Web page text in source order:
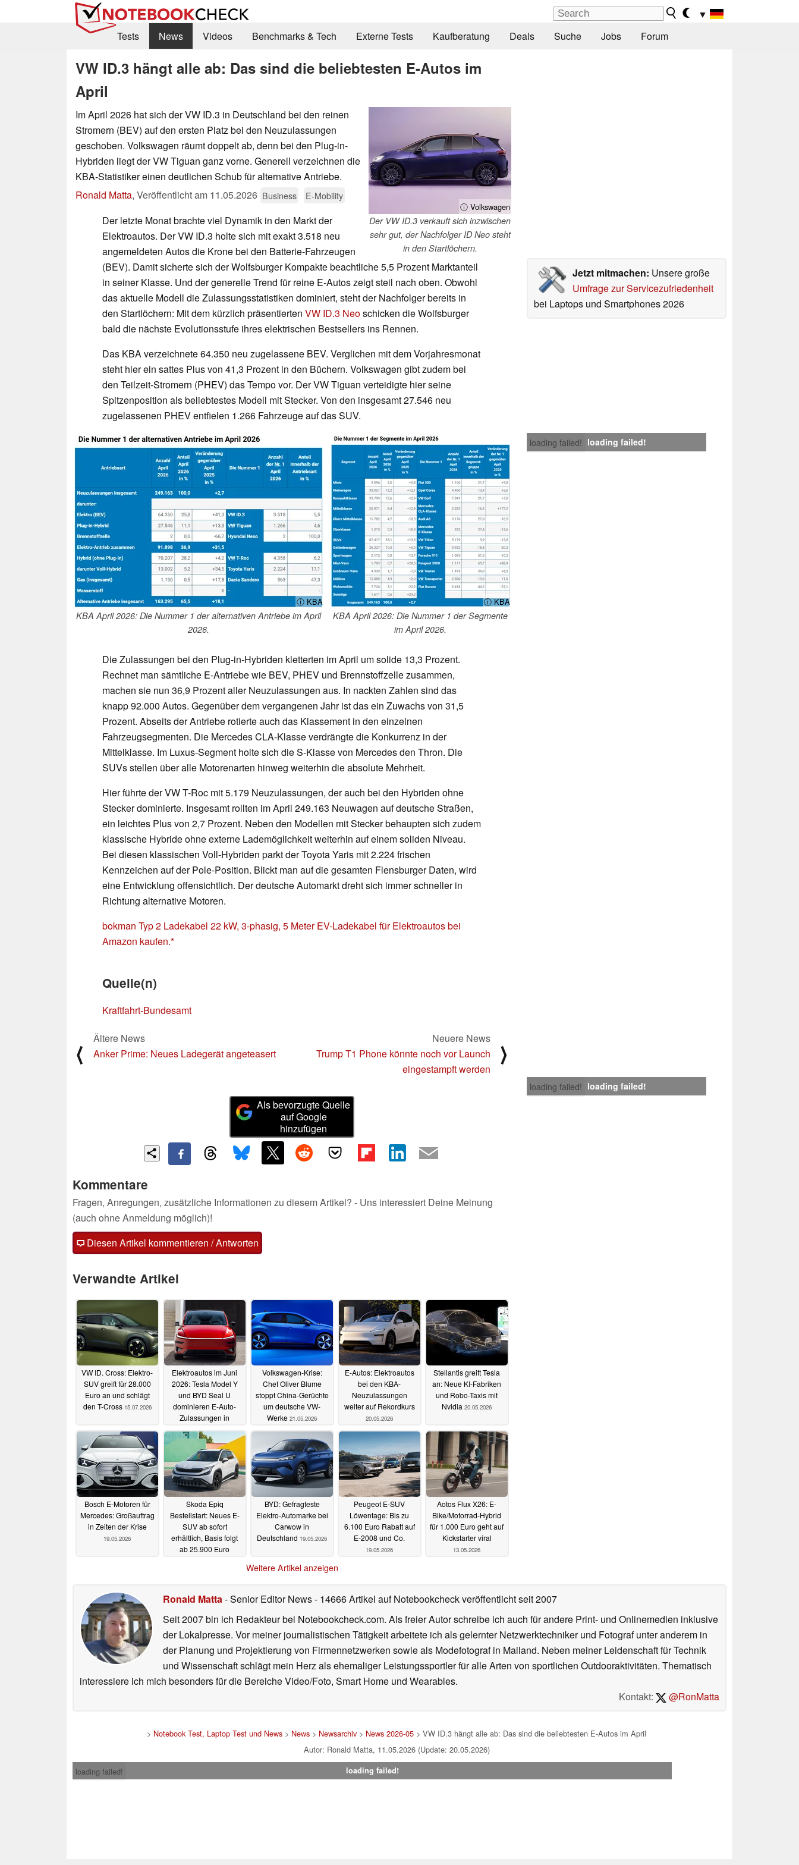
▼
Tests
News Videos Benchmarks & Tech Externe Tests Kaufberatung Deals Suche Jobs Forum
VW ID.3 hängt alle ab: Das sind die beliebtesten E-Autos im
April
ⓘ Volkswagen
Der VW ID.3 verkauft sich inzwischen
sehr gut, der Nachfolger ID Neo steht
in den Startlöchern.
Im April 2026 hat sich der VW ID.3 in Deutschland bei den reinen
Stromern (BEV) auf den ersten Platz bei den Neuzulassungen
geschoben. Volkswagen räumt doppelt ab, denn bei den Plug-in-
Hybriden liegt der VW Tiguan ganz vorne. Generell verzeichnen die
KBA-Statistiker einen deutlichen Schub für alternative Antriebe.
Ronald Matta, Veröffentlicht am 11.05.2026 Business E-Mobility
Jetzt mitmachen: Unsere große
Umfrage zur Servicezufriedenheit
bei Laptops und Smartphones 2026
Der letzte Monat brachte viel Dynamik in den Markt der
Elektroautos. Der VW ID.3 holte sich mit exakt 3.518 neu
angemeldeten Autos die Krone bei den Batterie-Fahrzeugen
(BEV). Damit sicherte sich der Wolfsburger Kompakte beachtliche 5,5 Prozent Marktanteil
in seiner Klasse. Und der generelle Trend für reine E-Autos zeigt steil nach oben. Obwohl
das aktuelle Modell die Zulassungsstatistiken dominiert, steht der Nachfolger bereits in
den Startlöchern: Mit dem kürzlich präsentierten VW ID.3 Neoschicken die Wolfsburger
bald die nächste Evolutionsstufe ihres elektrischen Bestsellers ins Rennen.
Das KBA verzeichnete 64.350 neu zugelassene BEV. Verglichen mit dem Vorjahresmonat
steht hier ein sattes Plus von 41,3 Prozent in den Büchern. Volkswagen gibt zudem bei
den Teilzeit-Stromern (PHEV) das Tempo vor. Der VW Tiguan verteidigte hier seine
Spitzenposition als beliebtestes Modell mit Stecker. Von den insgesamt 27.546 neu
zugelassenen PHEV entfielen 1.266 Fahrzeuge auf das SUV.
loading failed! loading failed!
ⓘ KBA
KBA April 2026: Die Nummer 1 der alternativen Antriebe im April
2026.
ⓘ KBA
KBA April 2026: Die Nummer 1 der Segmente
im April 2026.
Die Zulassungen bei den Plug-in-Hybriden kletterten im April um solide 13,3 Prozent.
Rechnet man sämtliche E-Antriebe wie BEV, PHEV und Brennstoffzelle zusammen,
machen sie nun 36,9 Prozent aller Neuzulassungen aus. In nackten Zahlen sind das
knapp 92.000 Autos. Gegenüber dem vergangenen Jahr ist das ein Zuwachs von 31,5
Prozent. Abseits der Antriebe rotierte auch das Klassement in den einzelnen
Fahrzeugsegmenten. Die Mercedes CLA-Klasse verdrängte die Konkurrenz in der
Mittelklasse. Im Luxus-Segment holte sich die S-Klasse von Mercedes den Thron. Die
SUVs stellen über alle Motorenarten hinweg weiterhin die absolute Mehrheit.
Hier führte der VW T-Roc mit 5.179 Neuzulassungen, der auch bei den Hybriden ohne
Stecker dominierte. Insgesamt rollten im April 249.163 Neuwagen auf deutsche Straßen,
ein leichtes Plus von 2,7 Prozent. Neben den Modellen mit Stecker behaupten sich zudem
klassische Hybride ohne externe Lademöglichkeit weiterhin auf einem soliden Niveau.
Bei diesen klassischen Voll-Hybriden parkt der Toyota Yaris mit 2.224 frischen
Kennzeichen auf der Pole-Position. Blickt man auf die gesamten Flensburger Daten, wird
eine Entwicklung offensichtlich. Der deutsche Automarkt dreht sich immer schneller in
Richtung alternative Motoren.
bokman Typ 2 Ladekabel 22 kW, 3-phasig, 5 Meter EV-Ladekabel für Elektroautos bei
Amazon kaufen.
Quelle(n)
Kraftfahrt-Bundesamt
⟨
Ältere News
Anker Prime: Neues Ladegerät angeteasert
Neuere News
Trump T1 Phone könnte noch vor Launch
eingestampft werden
⟩
loading failed! loading failed!
Als bevorzugte Quelle
auf Google
hinzufügen
Kommentare
Fragen, Anregungen, zusätzliche Informationen zu diesem Artikel? - Uns interessiert Deine Meinung
(auch ohne Anmeldung möglich)!
Diesen Artikel kommentieren / Antworten
Verwandte Artikel
VW ID. Cross: Elektro-
SUV greift für 28.000
Euro an und schlägt
den T-Cross 15.07.2026
Elektroautos im Juni
2026: Tesla Model Y
und BYD Seal U
dominieren E-Auto-
Zulassungen in
Deutschland07.07.2026
Volkswagen-Krise:
Chef Oliver Blume
stoppt China-Gerüchte
um deutsche VW-
Werke 21.05.2026
E-Autos: Elektroautos
bei den KBA-
Neuzulassungen
weiter auf Rekordkurs
20.05.2026
Stellantis greift Tesla
an: Neue KI-Fabriken
und Robo-Taxis mit
Nvidia 20.05.2026
Bosch E-Motoren für
Mercedes: Großauftrag
in Zeiten der Krise
19.05.2026
Skoda Epiq
Bestellstart: Neues E-
SUV ab sofort
erhältlich, Basis folgt
ab 25.900 Euro
BYD: Gefragteste
Elektro-Automarke bei
Carwow in
Deutschland 19.05.2026
Peugeot E-SUV
Löwentage: Bis zu
6.100 Euro Rabatt auf
E-2008 und Co.
19.05.2026
Aotos Flux X26: E-
Bike/Motorrad-Hybrid
für 1.000 Euro geht auf
Kickstarter viral
13.05.2026
Weitere Artikel anzeigen
Ronald Matta- Senior Editor News- 14666 Artikel auf Notebookcheck veröffentlichtseit 2007
Seit 2007 bin ich Redakteur bei Notebookcheck.com. Als freier Autor schreibe ich auch für andere Print- und Onlinemedien inklusive
der Lokalpresse. Vor meiner journalistischen Tätigkeit arbeitete ich als gelernter Netzwerktechniker und Fotograf unter anderem in
der Planung und Projektierung von Firmennetzwerken sowie als Modefotograf in Mailand. Neben meiner Leidenschaft für Technik
und Wissenschaft schlägt mein Herz als ehemaliger Leistungssportler für alle Arten von sportlichen Outdooraktivitäten. Thematisch
interessiere ich mich besonders für die Bereiche Video/Foto, Smart Home und Wearables.
Kontakt:
@RonMatta
> Notebook Test, Laptop Test und News > News > Newsarchiv > News 2026-05 > VW ID.3 hängt alle ab: Das sind die beliebtesten E-Autos im April
Autor: Ronald Matta, 11.05.2026 (Update: 20.05.2026)
loading failed!
loading failed!